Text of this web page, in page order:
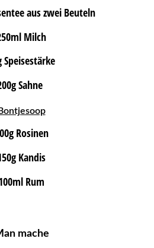
aus zwei Beuteln
Milch
Speisestärke
Sahne
Bontjesoop
Rosinen
Kandis
Rum
mache